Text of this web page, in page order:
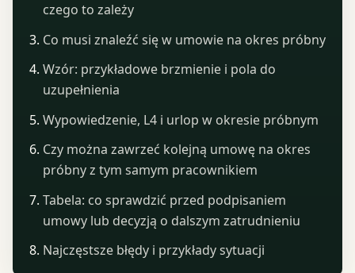
czego to zależy
Co musi znaleźć się w umowie na okres próbny
Wzór: przykładowe brzmienie i pola do
uzupełnienia
Wypowiedzenie, L4 i urlop w okresie próbnym
Czy można zawrzeć kolejną umowę na okres
próbny z tym samym pracownikiem
Tabela: co sprawdzić przed podpisaniem
umowy lub decyzją o dalszym zatrudnieniu
Najczęstsze błędy i przykłady sytuacji